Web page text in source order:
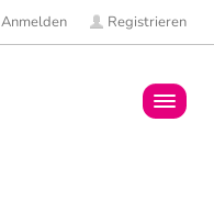
Anmelden Registrieren